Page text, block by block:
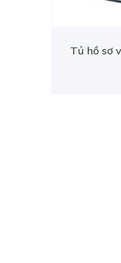
Tủ hồ sơ